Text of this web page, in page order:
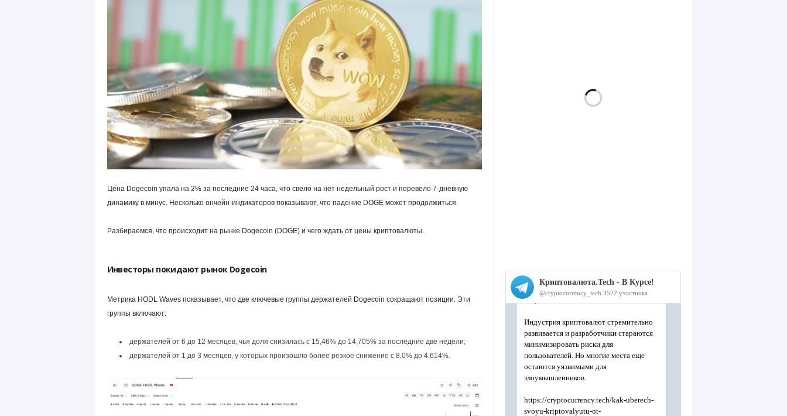
Цена Dogecoin упала на 2% за последние 24 часа, что свело на нет недельный рост и перевело 7-дневную
динамику в минус. Несколько ончейн-индикаторов показывают, что падение DOGE может продолжиться.
Разбираемся, что происходит на рынке Dogecoin (DOGE) и чего ждать от цены криптовалюты.
Инвесторы покидают рынок Dogecoin
Метрика HODL Waves показывает, что две ключевые группы держателей Dogecoin сокращают позиции. Эти
группы включают:
держателей от 6 до 12 месяцев, чья доля снизилась с 15,46% до 14,705% за последние две недели;
держателей от 1 до 3 месяцев, у которых произошло более резкое снижение с 8,0% до 4,614%.